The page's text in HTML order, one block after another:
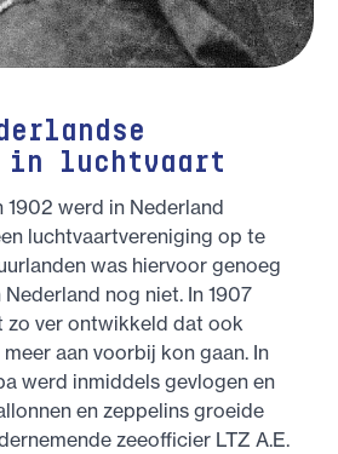
in luchtvaart
1902 werd in Nederland
luchtvaartvereniging op te
was hiervoor genoeg
Nederland nog niet. In 1907
zo ver ontwikkeld dat ook
aan voorbij kon gaan. In
werd inmiddels gevlogen en
en zeppelins groeide
zeeofficier LTZ A.E.